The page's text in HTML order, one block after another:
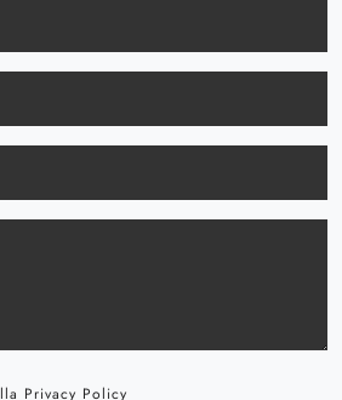
Privacy Policy